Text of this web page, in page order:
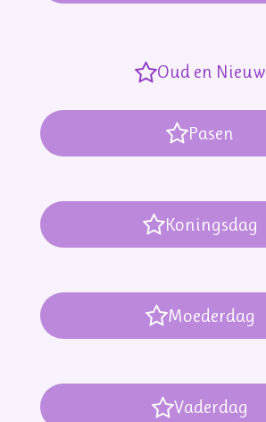
Oud en Nieuw
Pasen
Koningsdag
Moederdag
Vaderdag